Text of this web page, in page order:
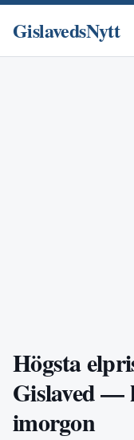
GislavedsNytt
Högsta
Gislaved —
imorgon